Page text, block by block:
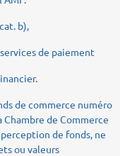
b),
de paiement
de commerce numéro
de Commerce
de fonds, ne
ou valeurs